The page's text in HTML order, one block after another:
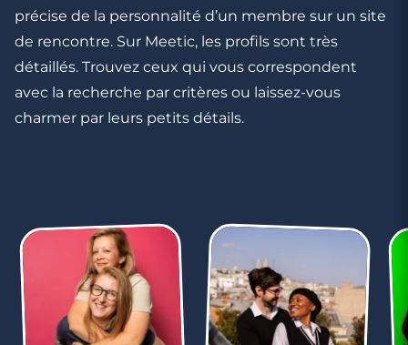
3 minutes
précise de la personnalité d’un membre sur un site
de rencontre. Sur Meetic, les profils sont très
détaillés. Trouvez ceux qui vous correspondent
avec la recherche par critères ou laissez-vous
charmer par leurs petits détails.